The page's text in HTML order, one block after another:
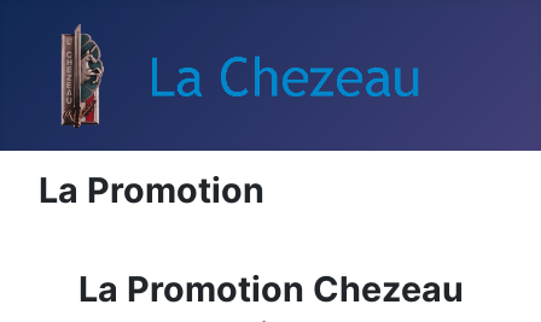
La Promotion
La Promotion Chezeau